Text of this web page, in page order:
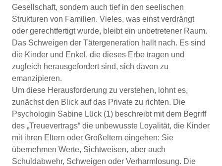
Gesellschaft, sondern auch tief in den seelischen
Strukturen von Familien. Vieles, was einst verdrängt
oder gerechtfertigt wurde, bleibt ein unbetretener Raum.
Das Schweigen der Tätergeneration hallt nach. Es sind
die Kinder und Enkel, die dieses Erbe tragen und
zugleich herausgefordert sind, sich davon zu
emanzipieren.
Um diese Herausforderung zu verstehen, lohnt es,
zunächst den Blick auf das Private zu richten. Die
Psychologin Sabine Lück (1) beschreibt mit dem Begriff
des „Treuevertrags“ die unbewusste Loyalität, die Kinder
mit ihren Eltern oder Großeltern eingehen: Sie
übernehmen Werte, Sichtweisen, aber auch
Schuldabwehr, Schweigen oder Verharmlosung. Die